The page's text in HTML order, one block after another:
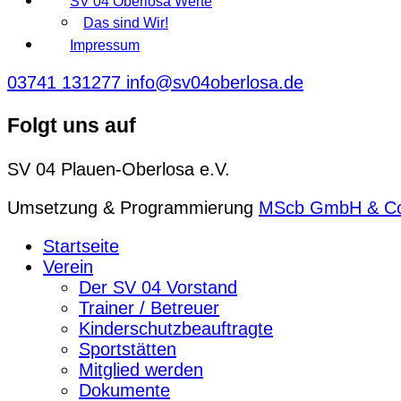
Das sind Wir!
Impressum
03741 131277 info@sv04oberlosa.de
Folgt uns auf
SV 04 Plauen-Oberlosa e.V.
Umsetzung & Programmierung MScb GmbH &
Startseite
Verein
Der SV 04 Vorstand
Trainer / Betreuer
Kinderschutzbeauftragte
Sportstätten
Mitglied werden
Dokumente